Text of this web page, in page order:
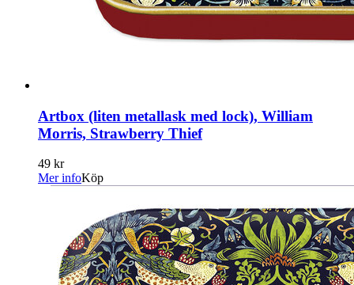
Artbox (liten metallask med lock), William
Morris, Strawberry Thief
49 kr
Mer infoKöp